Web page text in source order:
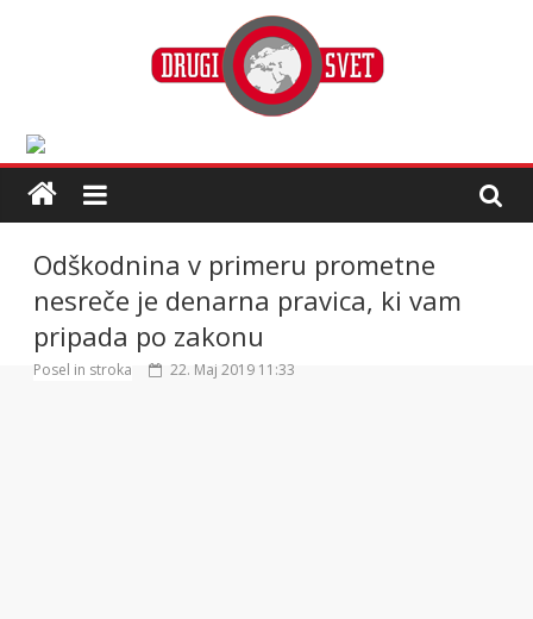
Odškodnina v primeru prometne
nesreče je denarna pravica, ki vam
pripada po zakonu
Posel in stroka 22. Maj 2019 11:33